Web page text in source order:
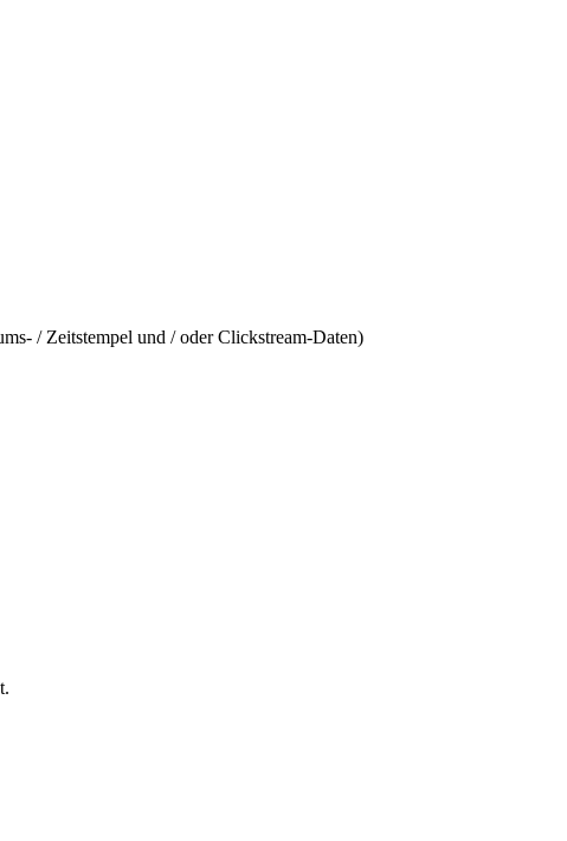
/ Zeitstempel und / oder Clickstream-Daten)